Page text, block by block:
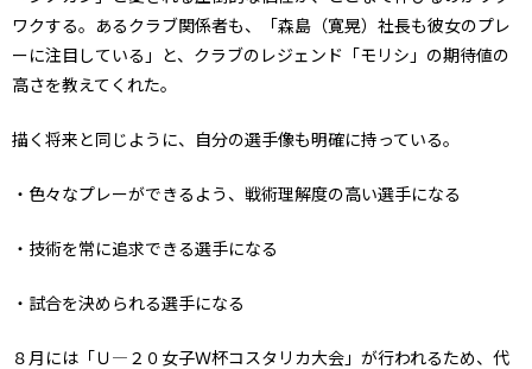
ワクする。あるクラブ関係者も、「森島（寛晃）社長も彼女のプレ
ーに注目している」と、クラブのレジェンド「モリシ」の期待値の
高さを教えてくれた。
描く将来と同じように、自分の選手像も明確に持っている。
・色々なプレーができるよう、戦術理解度の高い選手になる
・技術を常に追求できる選手になる
・試合を決められる選手になる
８月には「Ｕ―２０女子Ｗ杯コスタリカ大会」が行われるため、代